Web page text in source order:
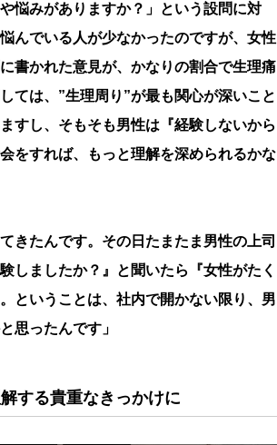
悩みがありますか？」という設問に対
んでいる人が少なかったのですが、女性
書かれた意見が、かなりの割合で生理痛
は、”生理周り”が最も関心が深いこと
すし、そもそも男性は『経験しないから
をすれば、もっと理解を深められるかな
きたんです。その日たまたま男性の上司
しましたか？』と聞いたら『女性がたく
ということは、社内で開かない限り、男
思ったんです」
する貴重なきっかけに